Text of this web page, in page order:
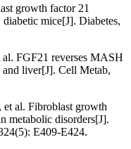
growth factor 21
mice[J]. Diabetes,
FGF21 reverses MASH
liver[J]. Cell Metab,
al. Fibroblast growth
metabolic disorders[J].
E409-E424.